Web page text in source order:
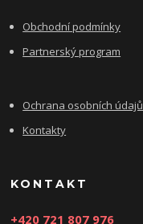
Obchodní podmínky
Partnerský program
Ochrana osobních údajů
Kontakty
KONTAKT
+420 721 807 976